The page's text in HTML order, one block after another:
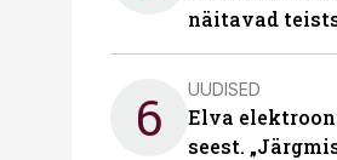
näitavad
6 UUDISED
Elva
seest.